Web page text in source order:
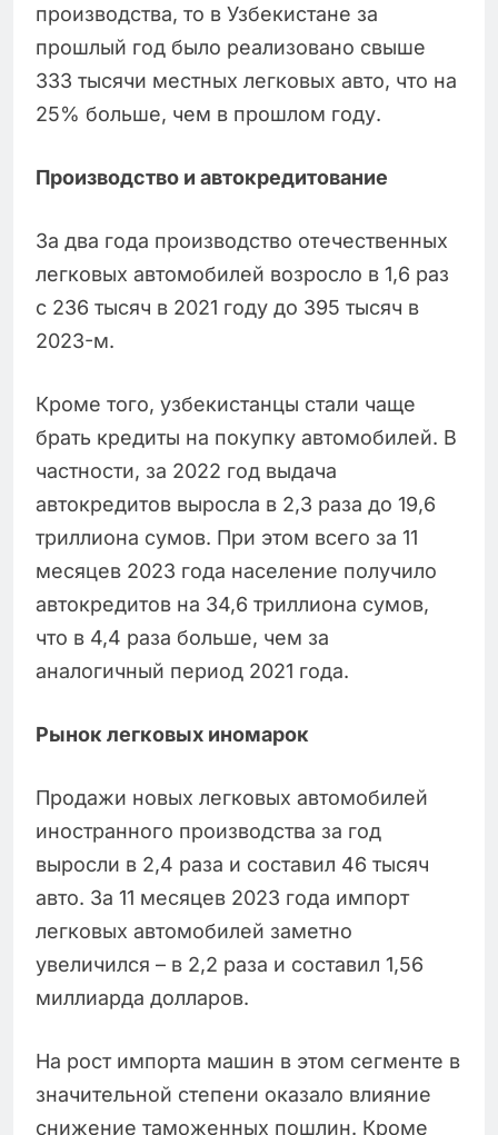
производства, то в Узбекистане за
прошлый год было реализовано свыше
333 тысячи местных легковых авто, что на
25% больше, чем в прошлом году.
Производство и автокредитование
За два года производство отечественных
легковых автомобилей возросло в 1,6 раз
с 236 тысяч в 2021 году до 395 тысяч в
2023-м.
Кроме того, узбекистанцы стали чаще
брать кредиты на покупку автомобилей. В
частности, за 2022 год выдача
автокредитов выросла в 2,3 раза до 19,6
триллиона сумов. При этом всего за 11
месяцев 2023 года население получило
автокредитов на 34,6 триллиона сумов,
что в 4,4 раза больше, чем за
аналогичный период 2021 года.
Рынок легковых иномарок
Продажи новых легковых автомобилей
иностранного производства за год
выросли в 2,4 раза и составил 46 тысяч
авто. За 11 месяцев 2023 года импорт
легковых автомобилей заметно
увеличился – в 2,2 раза и составил 1,56
миллиарда долларов.
На рост импорта машин в этом сегменте в
значительной степени оказало влияние
снижение таможенных пошлин. Кроме